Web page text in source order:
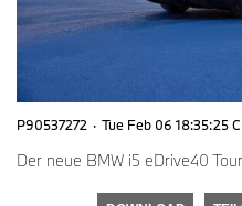
P90537272 · Tue Feb 06 18:35:25
Der neue BMW i5 eDrive40